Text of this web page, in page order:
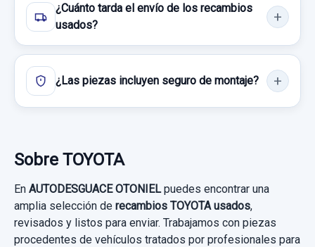
21,48 €
Sin IVA, gastos de envío no incluidos.
MANGUETA DELANTERA DERECHA usado.
TOYOTA VERSO ACTIVE
Ref:
Sin IVA, gastos de envío no incluidos.
Consultar por whatsapp
AIRBAG CORTINA DELANTERO IZQUIERDO
AIRBAG CORTINA DELANTERO
TOYOTA VERSO ACTIVE
Garantía 1 año
¿Cuánto tarda el envío de los recambios
usados?
¿Las piezas incluyen seguro de montaje?
Sobre TOYOTA
En AUTODESGUACE OTONIELpuedes encontrar una
amplia selección de recambios TOYOTA usados,
revisados y listos para enviar. Trabajamos con piezas
procedentes de vehículos tratados por profesionales para